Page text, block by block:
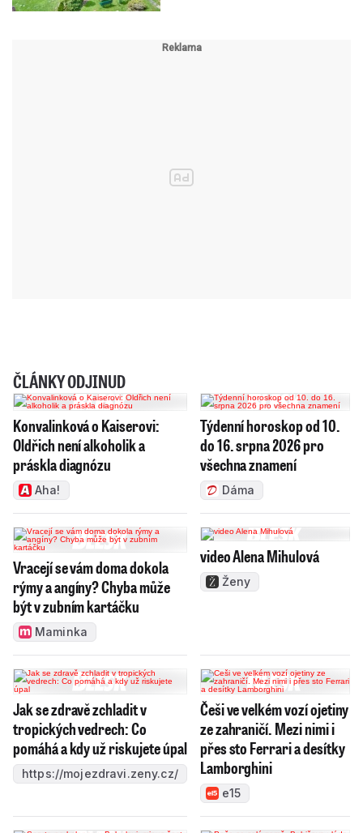
ČLÁNKY ODJINUD
Konvalinková o Kaiserovi:
Oldřich není alkoholik a
práskla diagnózu
Aha!
Týdenní horoskop od 10.
do 16. srpna 2026 pro
všechna znamení
Dáma
Vracejí se vám doma dokola
rýmy a angíny? Chyba může
být v zubním kartáčku
Maminka
video Alena Mihulová
Ženy
Jak se zdravě zchladit v
tropických vedrech: Co
pomáhá a kdy už riskujete úpal
https://mojezdravi.zeny.cz/
Češi ve velkém vozí ojetiny
ze zahraničí. Mezi nimi i
přes sto Ferrari a desítky
Lamborghini
e15